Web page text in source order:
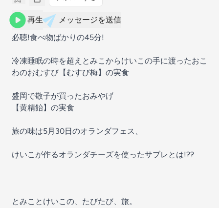
再生
メッセージを送信
必聴!食べ物ばかりの45分!
冷凍睡眠の時を超えとみこからけいこの手に渡ったおこ
わのおむすび【むすび梅】の実食
盛岡で敬子が買ったおみやげ
【黄精飴】の実食
旅の味は5月30日のオランダフェス、
けいこが作るオランダチーズを使ったサブレとは!??
とみことけいこの、たびたび、旅。